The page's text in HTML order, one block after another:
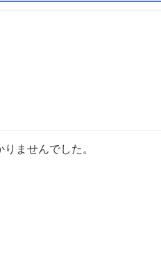
ませんでした。